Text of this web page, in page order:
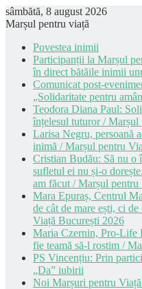
sâmbătă, 8 august 2026
Marșul pentru viață
Povestea inimii
Participanții la Marșul
în direct bătăile inimii
Comunicat post-
„Solidaritate pentru
Teodora Diana Paul:
înțelesul tuturor /
Larisa Negru, persoană
inimă / Marșul pentru
Cristian Budău: Să nu o
sufletul ei nu și-o
am făcut / Marșul
Mara Epuraș, Centrul
de cât de mare ești, ci
Viață București 2026
Maria Czernin, Pro-Life
fie teamă să-l rostim /
PS Vincențiu: Prin
„Da” iubirii
Noi Marșuri pentru